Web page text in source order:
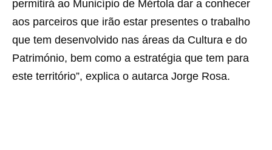
permitirá ao Município de Mértola dar a conhecer
aos parceiros que irão estar presentes o trabalho
que tem desenvolvido nas áreas da Cultura e do
Património, bem como a estratégia que tem para
este território”, explica o autarca Jorge Rosa.